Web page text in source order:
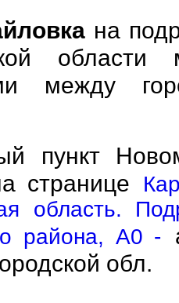
на
между
пункт
странице
область.
района, A0 -
обл.